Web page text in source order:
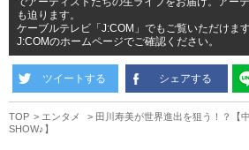
も迫ります。
ケーブルテレビ「J:COM」でもご覧いただけま
J:COMのホームページでご確認ください。
ツイートする シェアする
TOP エンタメ
田川寿美が世界進出を狙う！？【
SHOW♪】